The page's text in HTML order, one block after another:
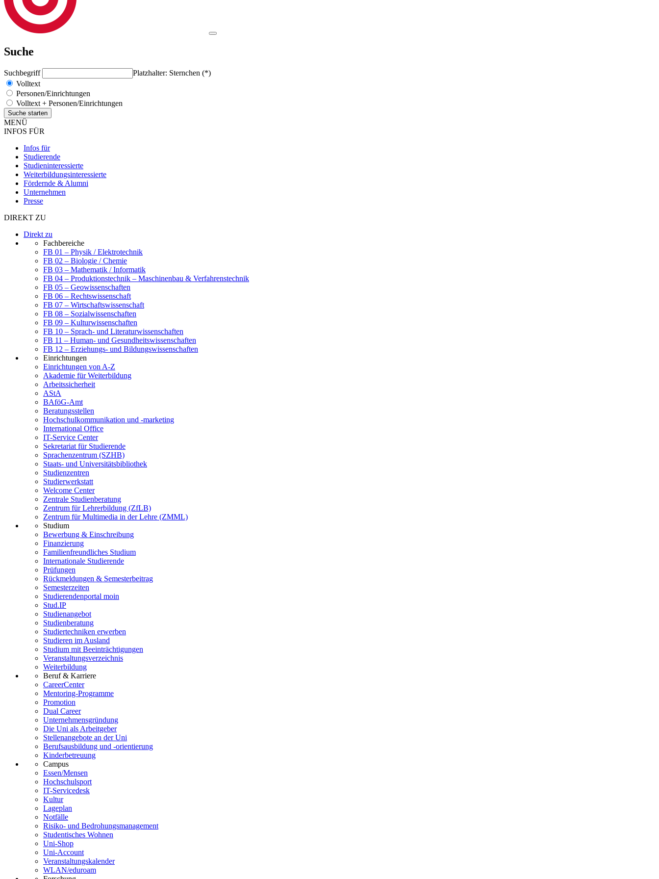
Suche
Suchbegriff
Platzhalter: Sternchen (*)
Volltext
Personen/Einrichtungen
Volltext + Personen/Einrichtungen
MENÜ
INFOS FÜR
Infos für
Studierende
Studieninteressierte
Weiterbildungsinteressierte
Fördernde & Alumni
Unternehmen
Presse
DIREKT ZU
Direkt zu
Fachbereiche
FB 01 – Physik / Elektrotechnik
FB 02 – Biologie / Chemie
FB 03 – Mathematik / Informatik
FB 04 – Produktionstechnik – Maschinenbau & Verfahrenstechnik
FB 05 – Geowissenschaften
FB 06 – Rechtswissenschaft
FB 07 – Wirtschaftswissenschaft
FB 08 – Sozialwissenschaften
FB 09 – Kulturwissenschaften
FB 10 – Sprach- und Literaturwissenschaften
FB 11 – Human- und Gesundheitswissenschaften
FB 12 – Erziehungs- und Bildungswissenschaften
Einrichtungen
Einrichtungen von A-Z
Akademie für Weiterbildung
Arbeitssicherheit
AStA
BAföG-Amt
Beratungsstellen
Hochschulkommunikation und -marketing
International Office
IT-Service Center
Sekretariat für Studierende
Sprachenzentrum (SZHB)
Staats- und Universitätsbibliothek
Studienzentren
Studierwerkstatt
Welcome Center
Zentrale Studienberatung
Zentrum für Lehrerbildung (ZfLB)
Zentrum für Multimedia in der Lehre (ZMML)
Studium
Bewerbung & Einschreibung
Finanzierung
Familienfreundliches Studium
Internationale Studierende
Prüfungen
Rückmeldungen & Semesterbeitrag
Semesterzeiten
Studierendenportal moin
Stud.IP
Studienangebot
Studienberatung
Studiertechniken erwerben
Studieren im Ausland
Studium mit Beeinträchtigungen
Veranstaltungsverzeichnis
Weiterbildung
Beruf & Karriere
CareerCenter
Mentoring-Programme
Promotion
Dual Career
Unternehmensgründung
Die Uni als Arbeitgeber
Stellenangebote an der Uni
Berufsausbildung und -orientierung
Kinderbetreuung
Campus
Essen/Mensen
Hochschulsport
IT-Servicedesk
Kultur
Lageplan
Notfälle
Risiko- und Bedrohungsmanagement
Studentisches Wohnen
Uni-Shop
Uni-Account
Veranstaltungskalender
WLAN/eduroam